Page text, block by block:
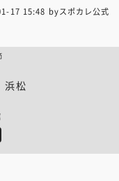
17 15:48 byスポカレ公式
浜松